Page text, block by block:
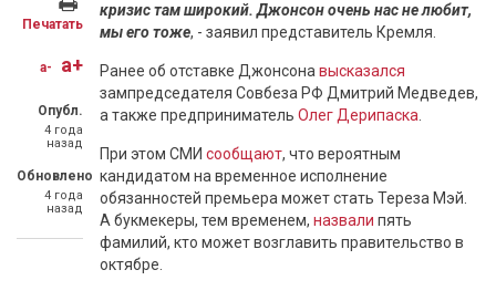
Печатать
a- a+
Опубл.
4 года
назад
Обновлено
4 года
назад
кризис там широкий. Джонсон очень нас не любит,
мы его тоже, - заявил представитель Кремля.
Ранее об отставке Джонсона высказался
зампредседателя Совбеза РФ Дмитрий Медведев,
а также предприниматель Олег Дерипаска
При этом СМИ сообщают, что вероятным
кандидатом на временное исполнение
обязанностей премьера может стать Тереза Мэй.
А букмекеры, тем временем, назвали пять
фамилий, кто может возглавить правительство в
октябре.